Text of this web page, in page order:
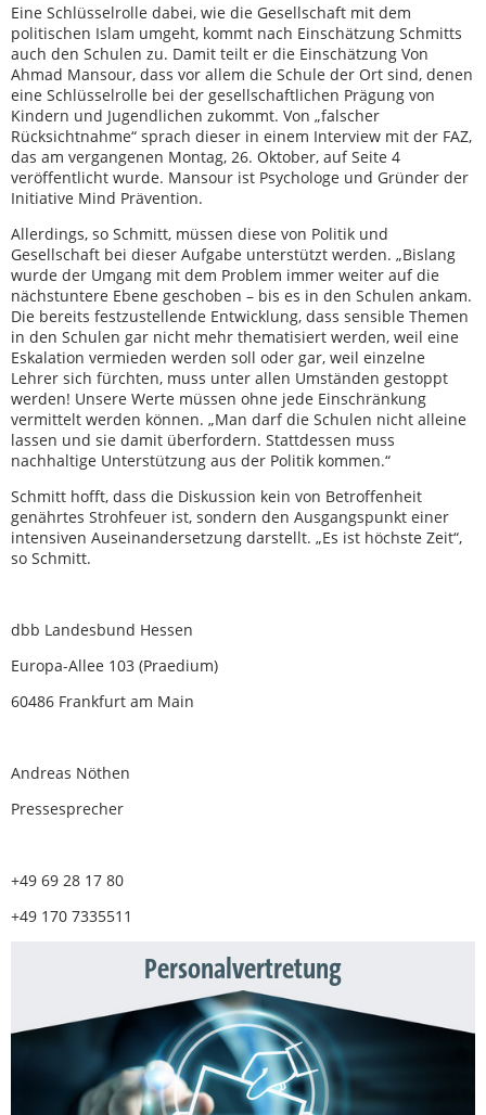
Eine Schlüsselrolle dabei, wie die Gesellschaft mit dem
politischen Islam umgeht, kommt nach Einschätzung Schmitts
auch den Schulen zu. Damit teilt er die Einschätzung Von
Ahmad Mansour, dass vor allem die Schule der Ort sind, denen
eine Schlüsselrolle bei der gesellschaftlichen Prägung von
Kindern und Jugendlichen zukommt. Von „falscher
Rücksichtnahme“ sprach dieser in einem Interview mit der FAZ,
das am vergangenen Montag, 26. Oktober, auf Seite 4
veröffentlicht wurde. Mansour ist Psychologe und Gründer der
Initiative Mind Prävention.
Allerdings, so Schmitt, müssen diese von Politik und
Gesellschaft bei dieser Aufgabe unterstützt werden. „Bislang
wurde der Umgang mit dem Problem immer weiter auf die
nächstuntere Ebene geschoben – bis es in den Schulen ankam.
Die bereits festzustellende Entwicklung, dass sensible Themen
in den Schulen gar nicht mehr thematisiert werden, weil eine
Eskalation vermieden werden soll oder gar, weil einzelne
Lehrer sich fürchten, muss unter allen Umständen gestoppt
werden! Unsere Werte müssen ohne jede Einschränkung
vermittelt werden können. „Man darf die Schulen nicht alleine
lassen und sie damit überfordern. Stattdessen muss
nachhaltige Unterstützung aus der Politik kommen.“
Schmitt hofft, dass die Diskussion kein von Betroffenheit
genährtes Strohfeuer ist, sondern den Ausgangspunkt einer
intensiven Auseinandersetzung darstellt. „Es ist höchste Zeit“,
so Schmitt.
dbb Landesbund Hessen
Europa-Allee 103 (Praedium)
60486 Frankfurt am Main
Andreas Nöthen
Pressesprecher
+49 69 28 17 80
+49 170 7335511
Personalvertretung